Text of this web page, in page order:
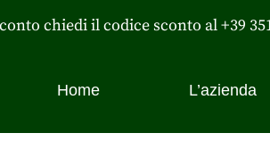
chiedi il codice sconto al +39
Home L’azienda